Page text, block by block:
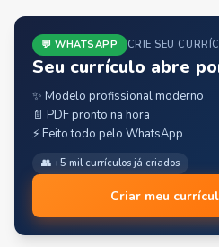
💬 WHATSAPP CRIE SEU
Seu currículo abre
✨ Modelo profissional moderno
📄 PDF pronto na hora
⚡ Feito todo pelo WhatsApp
👥 +5 mil currículos já criados
Criar meu